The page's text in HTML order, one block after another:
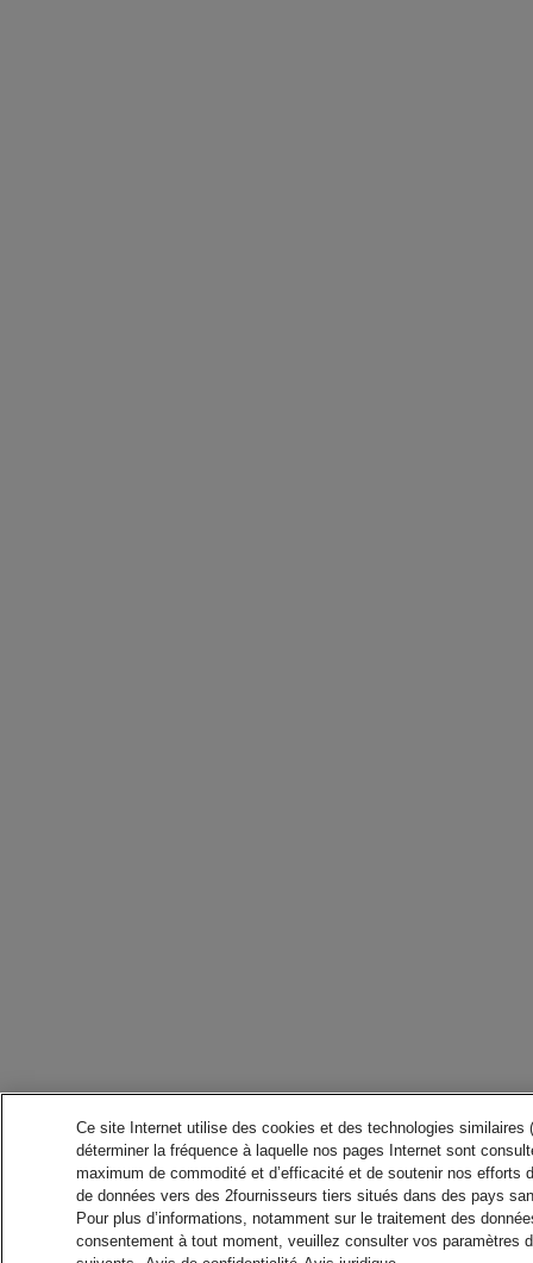
Ce site Internet utilise des cookies et des technologies
déterminer la fréquence à laquelle nos pages Internet sont
maximum de commodité et d’efficacité et de soutenir nos
de données vers des 2fournisseurs tiers situés dans des pays
Pour plus d’informations, notamment sur le traitement des
consentement à tout moment, veuillez consulter vos paramètres